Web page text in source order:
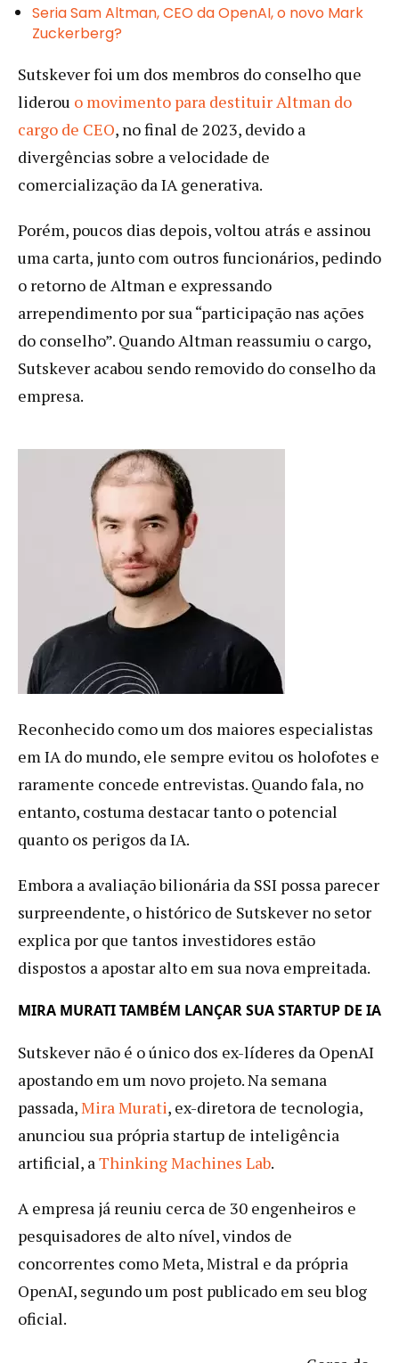
Seria Sam Altman, CEO da OpenAI, o novo Mark
Zuckerberg?
Sutskever foi um dos membros do conselho que
liderou o movimento para destituir Altman do
cargo de CEO, no final de 2023, devido a
divergências sobre a velocidade de
comercialização da IA generativa.
Porém, poucos dias depois, voltou atrás e assinou
uma carta, junto com outros funcionários, pedindo
o retorno de Altman e expressando
arrependimento por sua “participação nas ações
do conselho”. Quando Altman reassumiu o cargo,
Sutskever acabou sendo removido do conselho da
empresa.
Reconhecido como um dos maiores especialistas
em IA do mundo, ele sempre evitou os holofotes e
raramente concede entrevistas. Quando fala, no
entanto, costuma destacar tanto o potencial
quanto os perigos da IA.
Embora a avaliação bilionária da SSI possa parecer
surpreendente, o histórico de Sutskever no setor
explica por que tantos investidores estão
dispostos a apostar alto em sua nova empreitada.
MIRA MURATI TAMBÉM LANÇAR SUA STARTUP DE IA
Sutskever não é o único dos ex-líderes da OpenAI
apostando em um novo projeto. Na semana
passada,Mira Murati, ex-diretora de tecnologia,
anunciou sua própria startup de inteligência
artificial, aThinking Machines Lab.
A empresa já reuniu cerca de 30 engenheiros e
pesquisadores de alto nível, vindos de
concorrentes como Meta, Mistral e da própria
OpenAI, segundo um post publicado em seu blog
oficial.